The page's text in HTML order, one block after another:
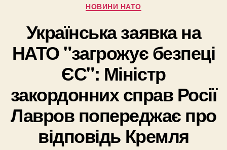
Категорії
НОВИНИ НАТО
Українська заявка на
НАТО "загрожує безпеці
ЄС": Міністр
закордонних справ Росії
Лавров попереджає про
відповідь Кремля